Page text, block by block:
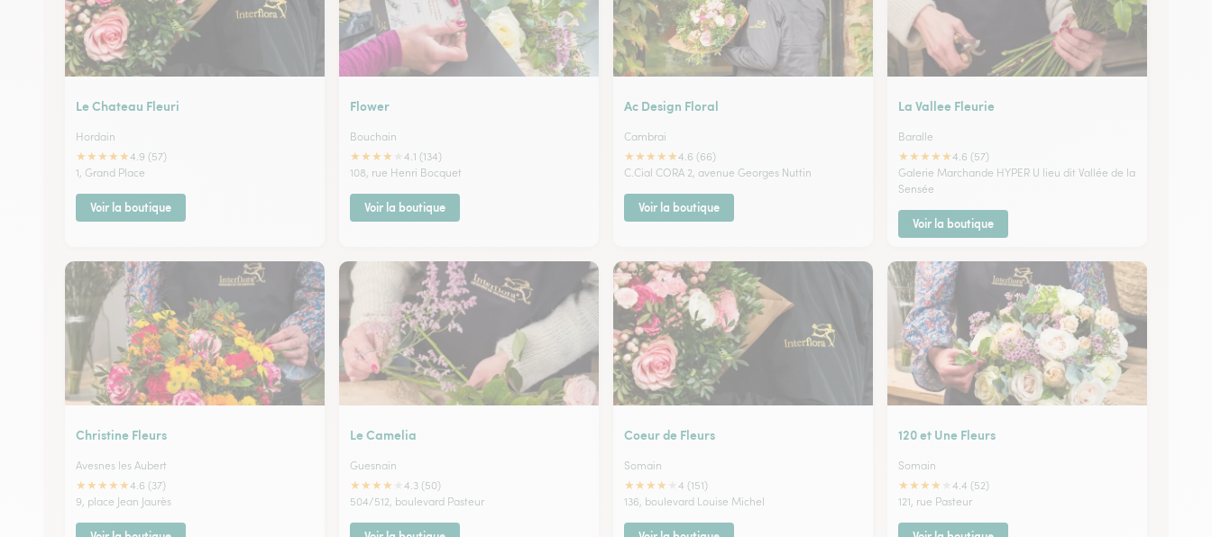
Le Chateau Fleuri
Hordain
★★★★★4.9 (57)
1, Grand Place
Voir la boutique
Flower
Bouchain
★★★★
4.1 (134)
108, rue Henri Bocquet
Voir la boutique
Ac Design Floral
Cambrai
★★★★★4.6 (66)
C.Cial CORA 2, avenue Georges Nuttin
Voir la boutique
La Vallee Fleurie
Baralle
★★★★★4.6 (57)
Galerie Marchande HYPER U lieu dit Vallée de la
Sensée
Voir la boutique
Christine Fleurs
Avesnes les Aubert
★★★★★4.6 (37)
9, place Jean Jaurès
Le Camelia
Guesnain
★★★★
4.3 (50)
504/512, boulevard Pasteur
Coeur de Fleurs
Somain
★★★★
4 (151)
136, boulevard Louise Michel
120 et Une Fleurs
Somain
★★★★
4.4 (52)
121, rue Pasteur